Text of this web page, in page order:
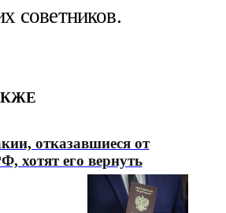
советников.
отказавшиеся от
хотят его вернуть